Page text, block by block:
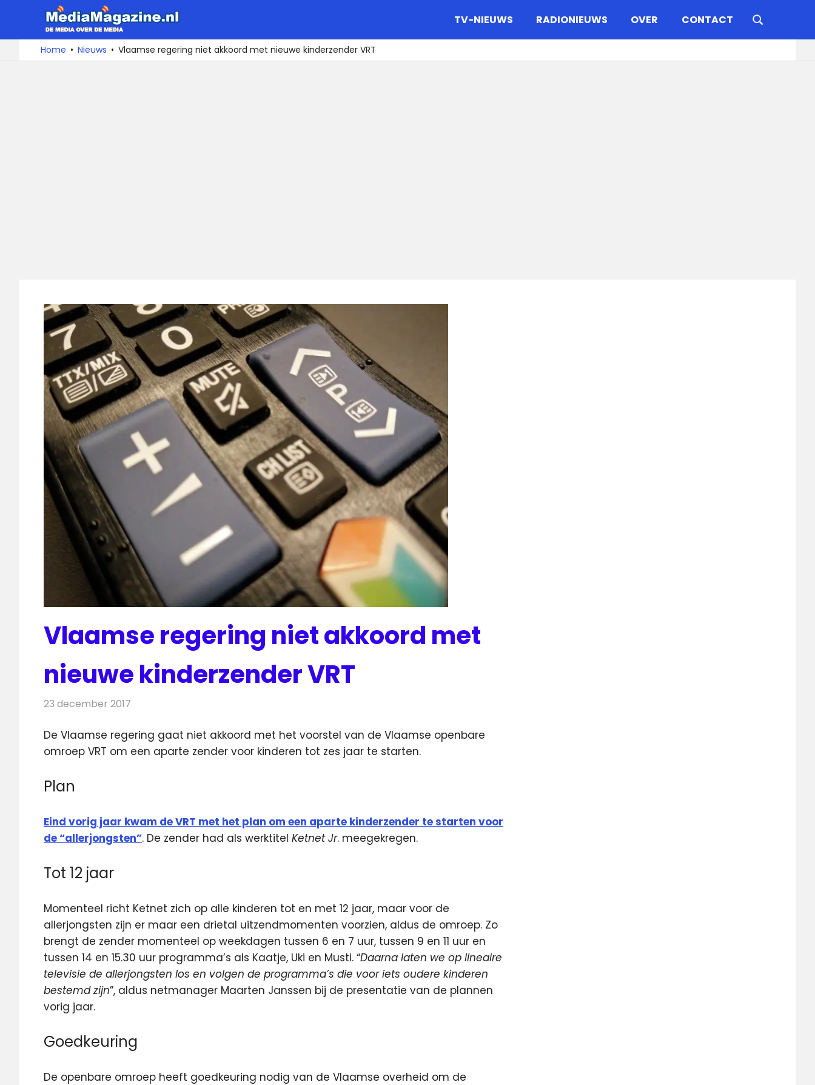
naar
De
media
over
TV-NIEUWS RADIONIEUWS OVER CONTACT
Home Nieuws Vlaamse regering niet akkoord met nieuwe kinderzender VRT
Vlaamse regering niet akkoord met
nieuwe kinderzender VRT
23 december 2017
De Vlaamse regering gaat niet akkoord met het voorstel van de Vlaamse openbare
omroep VRT om een aparte zender voor kinderen tot zes jaar te starten.
Plan
Eind vorig jaar kwam de VRT met het plan om een aparte kinderzender te starten voor
de “allerjongsten”. De zender had als werktitel Ketnet Jr. meegekregen.
Tot 12 jaar
Momenteel richt Ketnet zich op alle kinderen tot en met 12 jaar, maar voor de
allerjongsten zijn er maar een drietal uitzendmomenten voorzien, aldus de omroep. Zo
brengt de zender momenteel op weekdagen tussen 6 en 7 uur, tussen 9 en 11 uur en
tussen 14 en 15.30 uur programma’s als Kaatje, Uki en Musti. “Daarna laten we op lineaire
televisie de allerjongsten los en volgen de programma’s die voor iets oudere kinderen
bestemd zijn”, aldus netmanager Maarten Janssen bij de presentatie van de plannen
vorig jaar.
Goedkeuring
De openbare omroep heeft goedkeuring nodig van de Vlaamse overheid om de